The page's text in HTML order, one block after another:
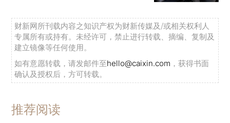
财新网所刊载内容之知识产权为财新传媒及/或相关权利人
专属所有或持有。未经许可，禁止进行转载、摘编、复制及
建立镜像等任何使用。
如有意愿转载，请发邮件至hello@caixin.com ，获得书面
确认及授权后，方可转载。
推荐阅读